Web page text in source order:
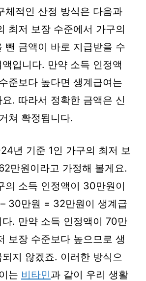
체적인 산정 방식은 다음과
최저 보장 수준에서 가구의
뺀 금액이 바로 지급받을 수
입니다. 만약 소득 인정액
준보다 높다면 생계급여는
. 따라서 정확한 금액은 신
쳐 확정됩니다.
년 기준 1인 가구의 최저 보
만원이라고 가정해 볼게요.
의 소득 인정액이 30만원이
30만원 = 32만원이 생계급
. 만약 소득 인정액이 70만
보장 수준보다 높으므로 생
지 않겠죠. 이러한 방식으
는 비타민과 같이 우리 생활